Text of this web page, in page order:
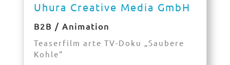
Uhura Creative Media GmbH
B2B / Animation
Teaserfilm arte TV-Doku „Saubere
Kohle“